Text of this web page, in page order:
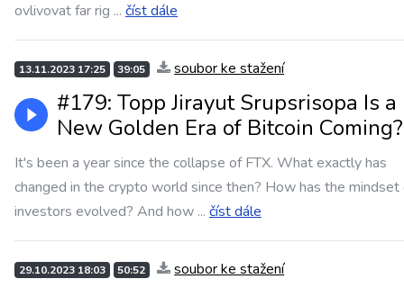
ovlivovat far rig ... číst dále
13.11.2023 17:25 39:05 soubor ke stažení
#179: Topp Jirayut Srupsrisopa Is a
New Golden Era of Bitcoin Coming?
It's been a year since the collapse of FTX. What exactly has
changed in the crypto world since then? How has the mindset
investors evolved? And how ... číst dále
29.10.2023 18:03 50:52 soubor ke stažení